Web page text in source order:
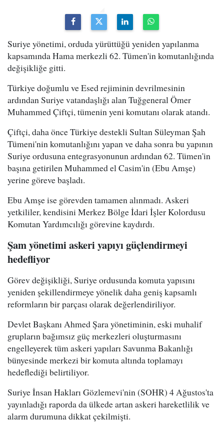
Suriye yönetimi, orduda yürüttüğü yeniden yapılanma
kapsamında Hama merkezli 62. Tümen'in komutanlığında
değişikliğe gitti.
Türkiye doğumlu ve Esed rejiminin devrilmesinin
ardından Suriye vatandaşlığı alan Tuğgeneral Ömer
Muhammed Çiftçi, tümenin yeni komutanı olarak atandı.
Çiftçi, daha önce Türkiye destekli Sultan Süleyman Şah
Tümeni'nin komutanlığını yapan ve daha sonra bu yapının
Suriye ordusuna entegrasyonunun ardından 62. Tümen'in
başına getirilen Muhammed el Casim'in (Ebu Amşe)
yerine göreve başladı.
Ebu Amşe ise görevden tamamen alınmadı. Askeri
yetkililer, kendisini Merkez Bölge İdari İşler Kolordusu
Komutan Yardımcılığı görevine kaydırdı.
Şam yönetimi askeri yapıyı güçlendirmeyi
hedefliyor
Görev değişikliği, Suriye ordusunda komuta yapısını
yeniden şekillendirmeye yönelik daha geniş kapsamlı
reformların bir parçası olarak değerlendiriliyor.
Devlet Başkanı Ahmed Şara yönetiminin, eski muhalif
grupların bağımsız güç merkezleri oluşturmasını
engelleyerek tüm askeri yapıları Savunma Bakanlığı
bünyesinde merkezi bir komuta altında toplamayı
hedeflediği belirtiliyor.
Suriye İnsan Hakları Gözlemevi'nin (SOHR) 4 Ağustos'ta
yayınladığı raporda da ülkede artan askeri hareketlilik ve
alarm durumuna dikkat çekilmişti.